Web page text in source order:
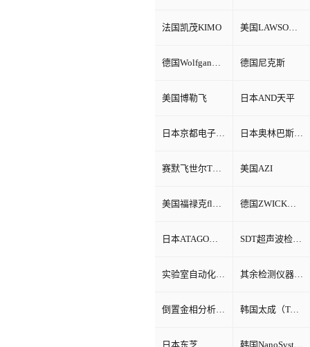
法国凯茂KIMO 美国LAWSON劳森海默菲尔
德国Wolfgang Warmbier 德国尼克斯
美国博勒飞 日本AND天平
日本京都电子KEM 日本奥林巴斯Olympus
赛默飞世尔Thermo Fisher 美国AZI
美国福禄克fluke 德国ZWICK兹韦克
日本ATAGO（爱宕）折光仪 SDT超声波检测仪
实验室自动化系统 其余检测仪器设备
倒置金相分析显微镜 韩国太成（TAE SUNG）
日本东芝 韩国NanoSvstem